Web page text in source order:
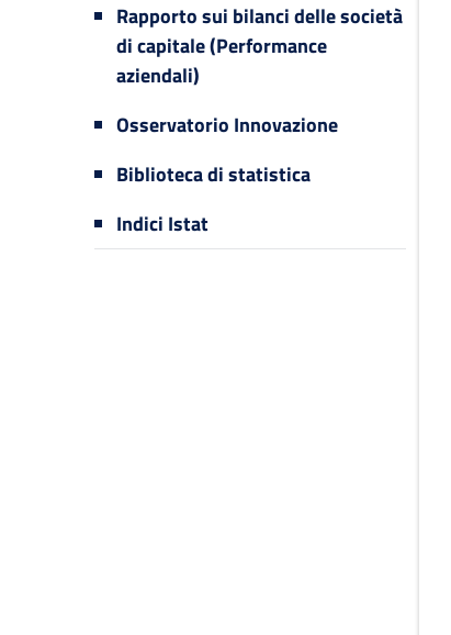
Rapporto sui bilanci delle società
di capitale (Performance
aziendali)
Osservatorio Innovazione
Biblioteca di statistica
Indici Istat